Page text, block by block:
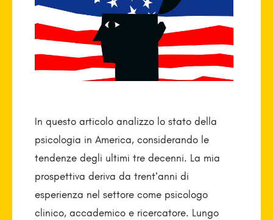
In questo articolo analizzo lo stato della
psicologia in America, considerando le
tendenze degli ultimi tre decenni. La mia
prospettiva deriva da trent’anni di
esperienza nel settore come psicologo
clinico, accademico e ricercatore. Lungo